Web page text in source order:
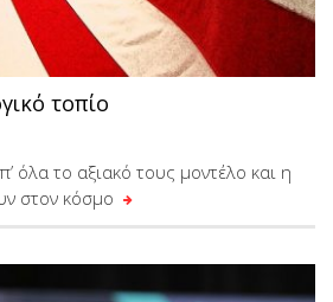
τοπίο
όλα το αξιακό τους μοντέλο και η
στον κόσμο